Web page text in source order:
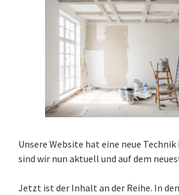
Unsere Website hat eine neue
sind wir nun aktuell und auf dem
Jetzt ist der Inhalt an der Reihe. In